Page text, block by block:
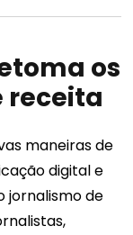
os
receita
maneiras de
digital e
jornalismo de